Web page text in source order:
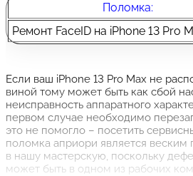
Поломка:
Ремонт FaceID на iPhone 13 Pro
Если ваш iPhone 13 Pro Max не
виной тому может быть как сбой
неисправность аппаратного
первом случае необходимо
это не помогло – посетить
поломка априори является
в нашу мастерскую, поскольку
может быть в одном из рабочих